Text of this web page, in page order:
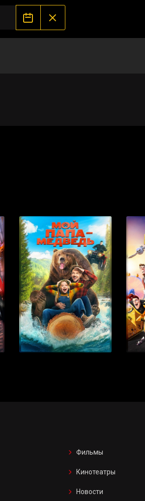
Фильмы
Кинотеатры
Новости